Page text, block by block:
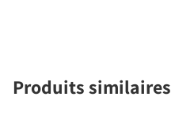
Produits similaires